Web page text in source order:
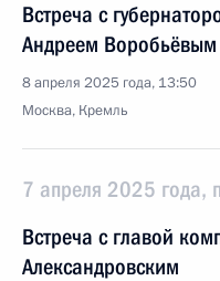
Встреча с
Андреем Воробьёвым
8 апреля 2025 года, 13:50
Москва, Кремль
7 апреля 2025 года,
Встреча с главой
Александровским